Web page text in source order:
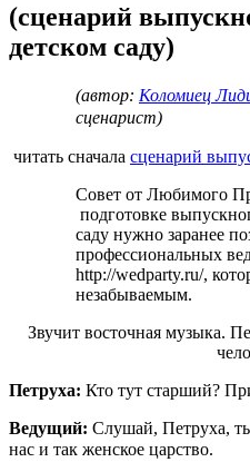
(сценарий
детском саду)
(автор: Коломиец
сценарист)
читать сначала сценарий
Совет от Любимого
подготовке
саду нужно заранее
профессиональных
http://wedparty.ru/,
незабываемым.
Звучит восточная музыка.
Петруха: Кто тут старший?
Ведущий: Слушай, Петруха,
нас и так женское царство.